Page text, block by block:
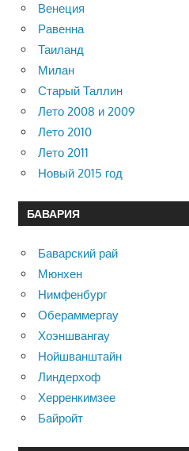
Венеция
Равенна
Таиланд
Милан
Старый Таллин
Лето 2008 и 2009
Лето 2010
Лето 2011
Новый 2015 год
БАВАРИЯ
Баварский рай
Мюнхен
Нимфенбург
Обераммергау
Хоэншвангау
Нойшванштайн
Линдерхоф
Херренкимзее
Байройт